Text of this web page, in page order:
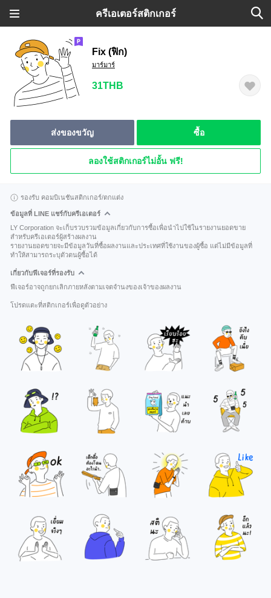
ครีเอเตอร์สติกเกอร์
Fix (ฟิก)
มาร์มาร์
31THB
ส่งของขวัญ ซื้อ
ลองใช้สติกเกอร์ไม่อั้น ฟรี!
รองรับ คอมบิเนชันสติกเกอร์/ตกแต่ง
ข้อมูลที่ LINE แชร์กับครีเอเตอร์
LY Corporation จะเก็บรวบรวมข้อมูลเกี่ยวกับการซื้อเพื่อนำไปใช้ในรายงานยอดขาย
สำหรับครีเอเตอร์ผู้สร้างผลงาน
รายงานยอดขายจะมีข้อมูลวันที่ซื้อผลงานและประเทศที่ใช้งานของผู้ซื้อ แต่ไม่มีข้อมูลที่
ทำให้สามารถระบุตัวตนผู้ซื้อได้
เกี่ยวกับฟีเจอร์ที่รองรับ
ฟีเจอร์อาจถูกยกเลิกภายหลังตามเจตจำนงของเจ้าของผลงาน
โปรดแตะที่สติกเกอร์เพื่อดูตัวอย่าง